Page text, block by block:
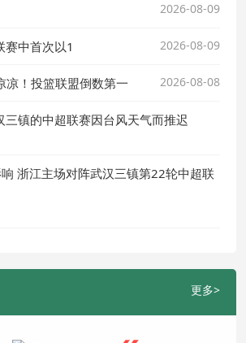
2026-08-09
赛中首次以1 2026-08-09
凉！投篮联盟倒数第一 2026-08-08
三镇的中超联赛因台风天气而推迟
响 浙江主场对阵武汉三镇第22轮中超联
更多>